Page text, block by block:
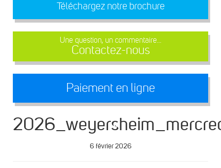
Téléchargez notre brochure
Une question, un commentaire...
Contactez-nous
Paiement en ligne
6 février 2026